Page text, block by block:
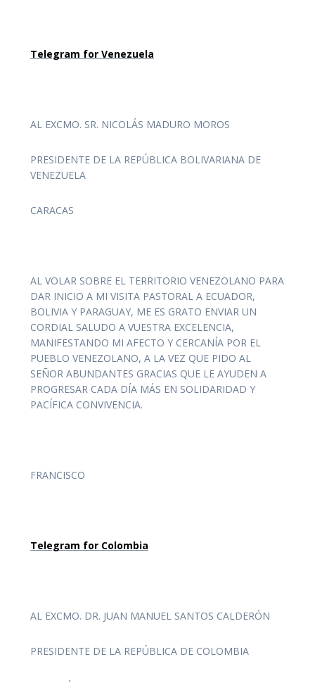
Telegram for Venezuela
AL EXCMO. SR. NICOLÁS MADURO MOROS
PRESIDENTE DE LA REPÚBLICA BOLIVARIANA DE
VENEZUELA
CARACAS
AL VOLAR SOBRE EL TERRITORIO VENEZOLANO PARA
DAR INICIO A MI VISITA PASTORAL A ECUADOR,
BOLIVIA Y PARAGUAY, ME ES GRATO ENVIAR UN
CORDIAL SALUDO A VUESTRA EXCELENCIA,
MANIFESTANDO MI AFECTO Y CERCANÍA POR EL
PUEBLO VENEZOLANO, A LA VEZ QUE PIDO AL
SEÑOR ABUNDANTES GRACIAS QUE LE AYUDEN A
PROGRESAR CADA DÍA MÁS EN SOLIDARIDAD Y
PACÍFICA CONVIVENCIA.
FRANCISCO
Telegram for Colombia
AL EXCMO. DR. JUAN MANUEL SANTOS CALDERÓN
PRESIDENTE DE LA REPÚBLICA DE COLOMBIA